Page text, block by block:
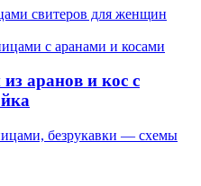
свитеров для женщин
аранов и кос с
безрукавки — схемы